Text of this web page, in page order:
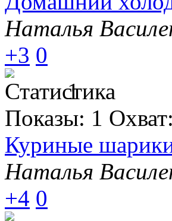
Наталья
+3 0
1
Показы: 1 Охват:
Куриные
Наталья
+4 0